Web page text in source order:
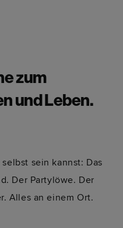
zum
und Leben.
sein kannst: Das
Der Partylöwe. Der
Alles an einem Ort.